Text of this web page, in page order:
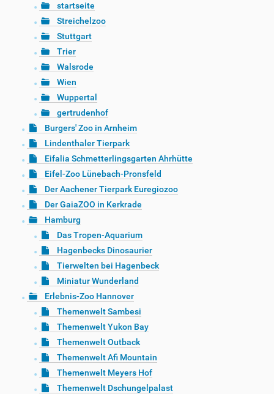
startseite
Streichelzoo
Stuttgart
Trier
Walsrode
Wien
Wuppertal
gertrudenhof
Burgers' Zoo in Arnheim
Lindenthaler Tierpark
Eifalia Schmetterlingsgarten Ahrhütte
Eifel-Zoo Lünebach-Pronsfeld
Der Aachener Tierpark Euregiozoo
Der GaiaZOO in Kerkrade
Hamburg
Das Tropen-Aquarium
Hagenbecks Dinosaurier
Tierwelten bei Hagenbeck
Miniatur Wunderland
Erlebnis-Zoo Hannover
Themenwelt Sambesi
Themenwelt Yukon Bay
Themenwelt Outback
Themenwelt Afi Mountain
Themenwelt Meyers Hof
Themenwelt Dschungelpalast